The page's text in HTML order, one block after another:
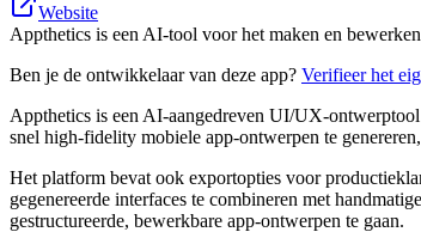
Website
Appthetics is een AI-tool voor het maken en
Ben je de ontwikkelaar van deze app? Verifieer het
Appthetics is een AI-aangedreven UI/UX-
snel high-fidelity mobiele app-ontwerpen te
Het platform bevat ook exportopties voor
gegenereerde interfaces te combineren met
gestructureerde, bewerkbare app-ontwerpen te gaan.